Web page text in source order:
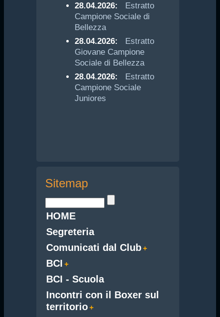
28.04.2026:
Estratto
Campione Sociale di
Bellezza
28.04.2026:
Estratto
Giovane Campione
Sociale di Bellezza
28.04.2026:
Estratto
Campione Sociale
Juniores
Sitemap
HOME
Segreteria
Comunicati dal Club
BCI
BCI - Scuola
Incontri con il Boxer sul
territorio